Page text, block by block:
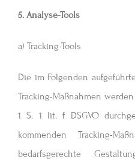
5. Analyse-Tools
a) Tracking-Tools
Die im Folgenden
Tracking-Maßnahmen
1 S. 1 lit. f DSGVO
kommenden Tracking-
bedarfsgerechte